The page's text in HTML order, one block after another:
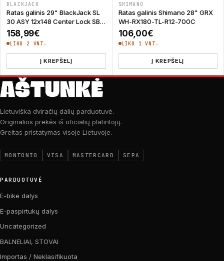
BLACKJACK
Ratas galinis 29" BlackJack SL
30 ASY 12x148 Center Lock SB
FH
158,99€
LIKO 2 VNT.
Į KREPŠELĮ
SHIMANO
Ratas galinis Shimano 28" GRX
WH-RX180-TL-R12-700C
106,00€
LIKO 1 VNT.
Į KREPŠELĮ
Lietuviška dviračių dalių parduotuvė.
Originalios prekės iš oficialių platintojų.
Greitas pristatymas visoje Lietuvoje.
MONTONIO VISA MASTERCARD SEPA
PARDUOTUVĖ
E-bike dalys
E-paspirtukų dalys
Uncategorized
BALNELIAI, STOVAI
Importas / Neklasifikuota